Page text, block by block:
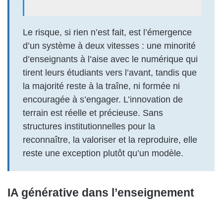
Le risque, si rien n’est fait, est l’émergence
d’un système à deux vitesses : une minorité
d’enseignants à l’aise avec le numérique qui
tirent leurs étudiants vers l’avant, tandis que
la majorité reste à la traîne, ni formée ni
encouragée à s’engager. L’innovation de
terrain est réelle et précieuse. Sans
structures institutionnelles pour la
reconnaître, la valoriser et la reproduire, elle
reste une exception plutôt qu’un modèle.
IA générative dans l’enseignement